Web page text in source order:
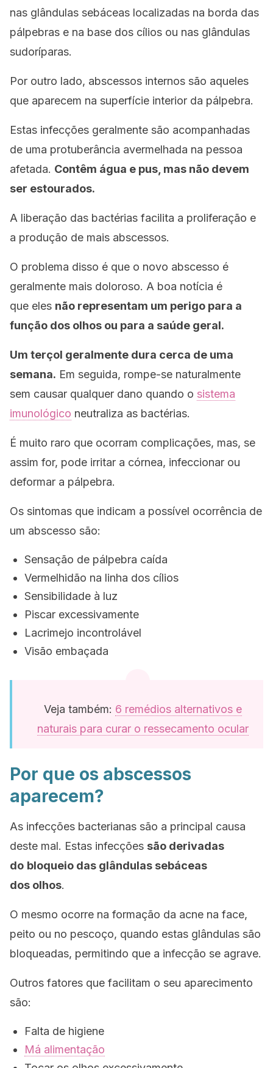
nas glândulas sebáceas localizadas na borda das
pálpebras e na base dos cílios ou nas glândulas
sudoríparas.
Por outro lado, abscessos internos são aqueles
que aparecem na superfície interior da pálpebra.
Estas infecções geralmente são acompanhadas
de uma protuberância avermelhada na pessoa
afetada. Contêm água e pus, mas não devem
ser estourados.
A liberação das bactérias facilita a proliferação e
a produção de mais abscessos.
O problema disso é que o novo abscesso é
geralmente mais doloroso. A boa notícia é
que eles não representam um perigo para a
função dos olhos ou para a saúde geral.
Um terçol geralmente dura cerca de uma
semana. Em seguida, rompe-se naturalmente
sem causar qualquer dano quando o sistema
imunológico neutraliza as bactérias.
É muito raro que ocorram complicações, mas, se
assim for, pode irritar a córnea, infeccionar ou
deformar a pálpebra.
Os sintomas que indicam a possível ocorrência de
um abscesso são:
Sensação de pálpebra caída
Vermelhidão na linha dos cílios
Sensibilidade à luz
Piscar excessivamente
Lacrimejo incontrolável
Visão embaçada
Veja também: 6 remédios alternativos e
naturais para curar o ressecamento ocular
Por que os abscessos
aparecem?
As infecções bacterianas são a principal causa
deste mal. Estas infecções são derivadas
do bloqueio das glândulas sebáceas
dos olhos.
O mesmo ocorre na formação da acne na face,
peito ou no pescoço, quando estas glândulas são
bloqueadas, permitindo que a infecção se agrave.
Outros fatores que facilitam o seu aparecimento
são:
Falta de higiene
Má alimentação